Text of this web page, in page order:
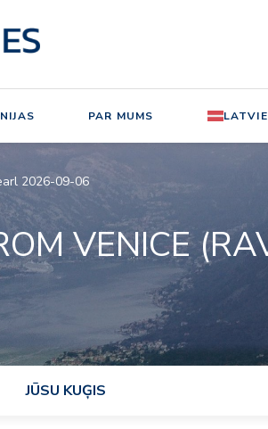
PAR MUMS
2026-09-06
VENICE
JŪSU KUĢIS